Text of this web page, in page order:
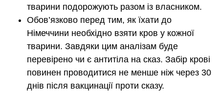
тварини подорожують разом із власником.
Обов’язково перед тим, як їхати до
Німеччини необхідно взяти кров у кожної
тварини. Завдяки цим аналізам буде
перевірено чи є антитіла на сказ. Забір крові
повинен проводитися не менше ніж через 30
днів після вакцинації проти сказу.